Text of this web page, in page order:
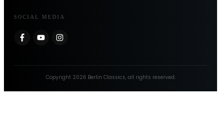
SOCIAL MEDIA
Copyright 2026 Berlin Classics, all rights reserved.